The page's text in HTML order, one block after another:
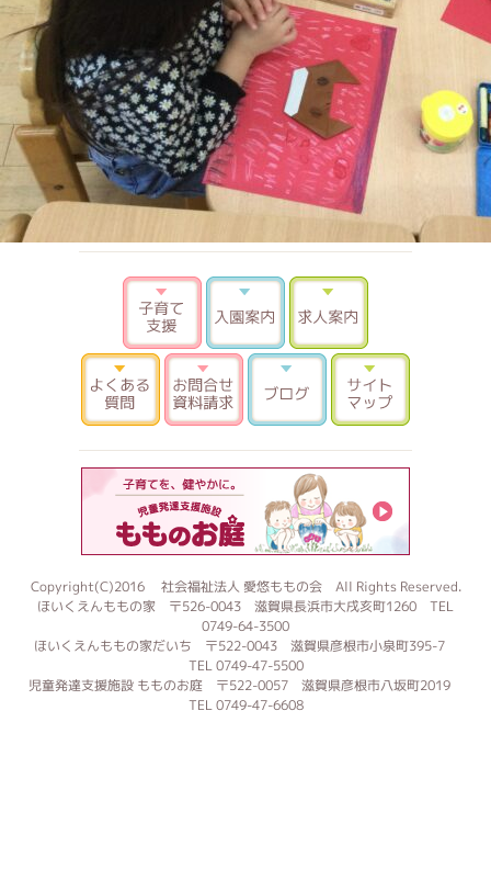
子育て支援入園案内
よくある質問お問合せ 資料請求
ブログ
Copyright(C)2016 社会福祉法人 愛悠ももの会 All Rights Reserved.
ほいくえんももの家 〒526-0043 滋賀県長浜市大戌亥町1260 TEL
0749-64-3500
ほいくえんももの家だいち 〒522-0043 滋賀県彦根市小泉町395-7
TEL 0749-47-5500
児童発達支援施設 もものお庭 〒522-0057 滋賀県彦根市八坂町2019
TEL 0749-47-6608